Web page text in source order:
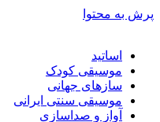
پرش به محتوا
اساتید
موسیقی کودک
سازهای جهانی
موسیقی سنتی ایرانی
آواز و صداسازی